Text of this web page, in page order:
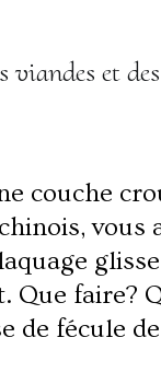
viandes et
couche
vous
Que faire?
de fécule